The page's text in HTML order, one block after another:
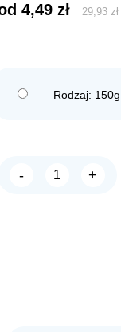
4,49 zł 29,93 zł
Rodzaj: 150g
-
ilość
+